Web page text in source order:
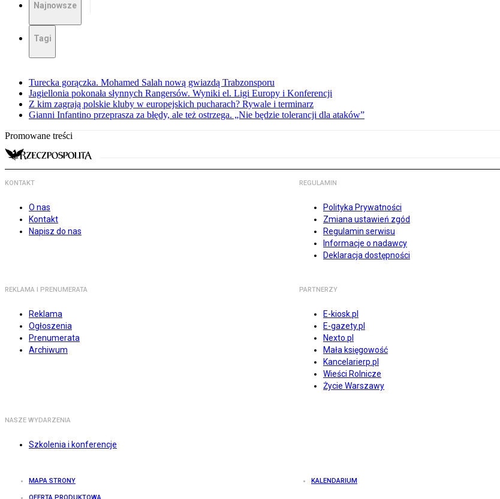
Najnowsze
Tagi
Turecka gorączka. Mohamed Salah nową gwiazdą Trabzonsporu
Jagiellonia pokonała słynnych Rangersów. Wyniki el. Ligi Europy i Konferencji
Z kim zagrają polskie kluby w europejskich pucharach? Rywale i terminarz
Gianni Infantino przeprasza za błędy, ale też ostrzega. „Nie będzie tolerancji dla ataków”
Promowane treści
KONTAKT
O nas
Kontakt
Napisz do nas
REGULAMIN
Polityka Prywatności
Zmiana ustawień zgód
Regulamin serwisu
Informacje o nadawcy
Deklaracja dostępności
REKLAMA I PRENUMERATA
Reklama
Ogłoszenia
Prenumerata
Archiwum
PARTNERZY
E-kiosk.pl
E-gazety.pl
Nexto.pl
Mała księgowość
Kancelarierp.pl
Wieści Rolnicze
Życie Warszawy
NASZE WYDARZENIA
Szkolenia i konferencje
MAPA STRONY KALENDARIUM